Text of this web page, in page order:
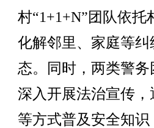
村“1+1+N”团队依
化解邻里、家庭等
态。同时，两类警
深入开展法治宣传
等方式普及安全知